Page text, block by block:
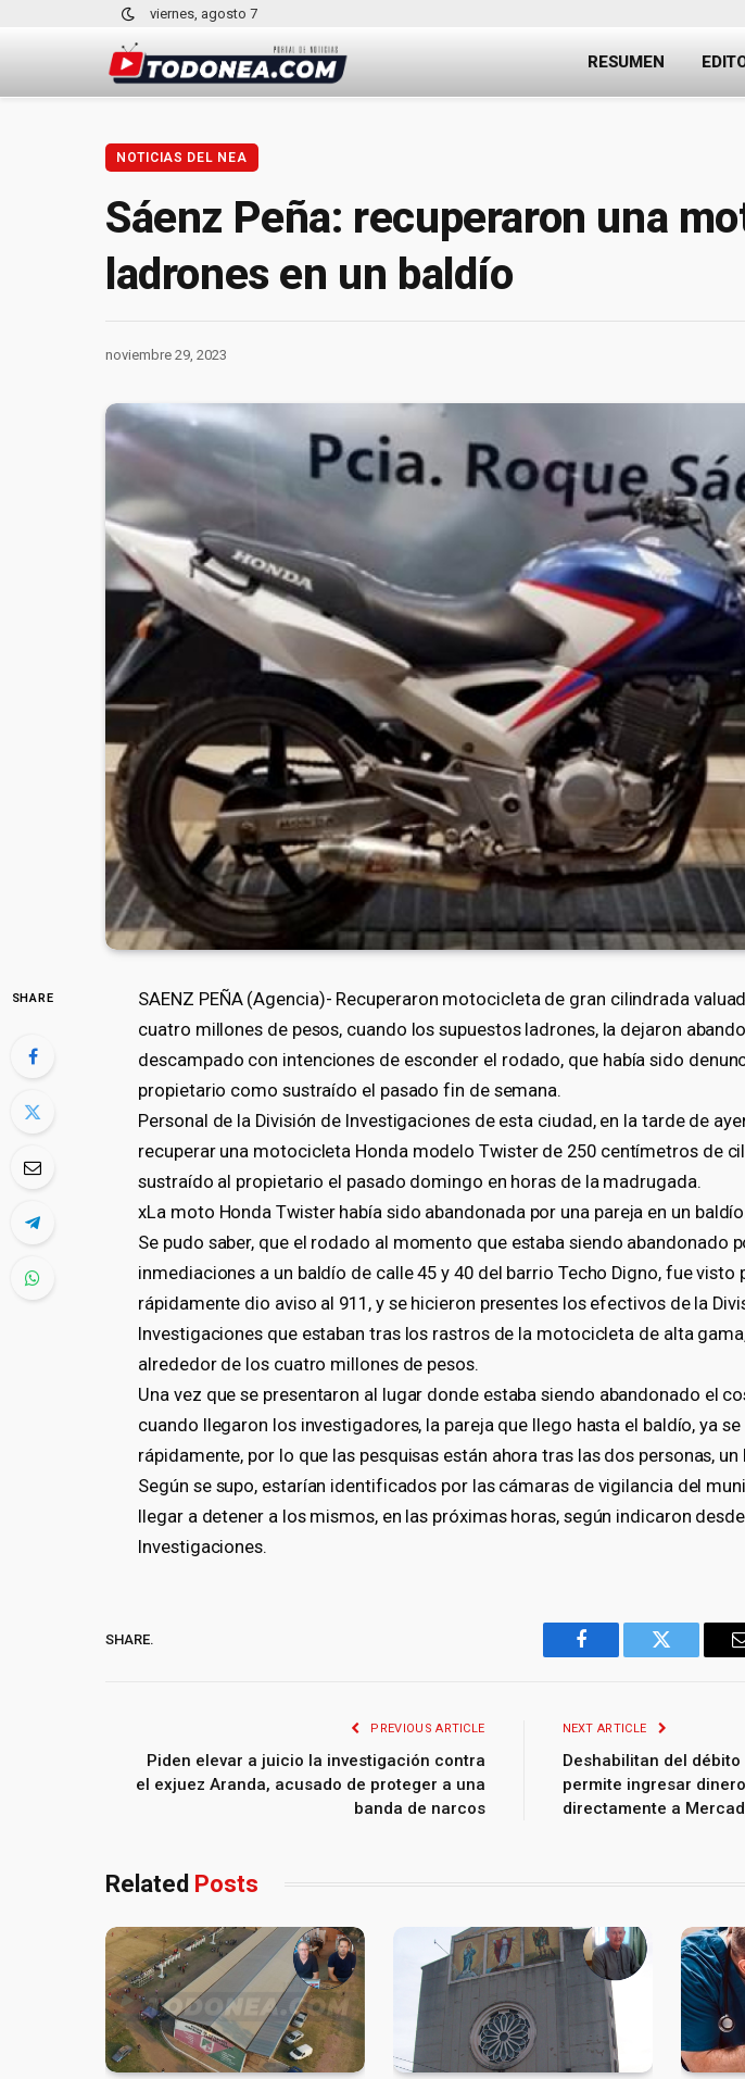
viernes, agosto 7
RESUMEN
NOTICIAS DEL NEA
Sáenz Peña: recuperaron una
ladrones en un baldío
noviembre 29, 2023
SHARE
SAENZ PEÑA (Agencia)- Recuperaron motocicleta de gran cilindrada
cuatro millones de pesos, cuando los supuestos ladrones, la dejaron
descampado con intenciones de esconder el rodado, que había sido
propietario como sustraído el pasado fin de semana.
Personal de la División de Investigaciones de esta ciudad, en la tarde de
recuperar una motocicleta Honda modelo Twister de 250 centímetros de
sustraído al propietario el pasado domingo en horas de la madrugada.
xLa moto Honda Twister había sido abandonada por una pareja en un baldío.
Se pudo saber, que el rodado al momento que estaba siendo abandonado
inmediaciones a un baldío de calle 45 y 40 del barrio Techo Digno, fue visto
rápidamente dio aviso al 911, y se hicieron presentes los efectivos de la
Investigaciones que estaban tras los rastros de la motocicleta de alta
alrededor de los cuatro millones de pesos.
Una vez que se presentaron al lugar donde estaba siendo abandonado el
cuando llegaron los investigadores, la pareja que llego hasta el baldío, ya
rápidamente, por lo que las pesquisas están ahora tras las dos personas, un
Según se supo, estarían identificados por las cámaras de vigilancia del
llegar a detener a los mismos, en las próximas horas, según indicaron
Investigaciones.
SHARE.
Facebook Twitter
PREVIOUS ARTICLE
Piden elevar a juicio la investigación contra
el exjuez Aranda, acusado de proteger a una
banda de narcos
NEXT ARTICLE
Deshabilitan del
permite ingresar
directamente a
Related Posts